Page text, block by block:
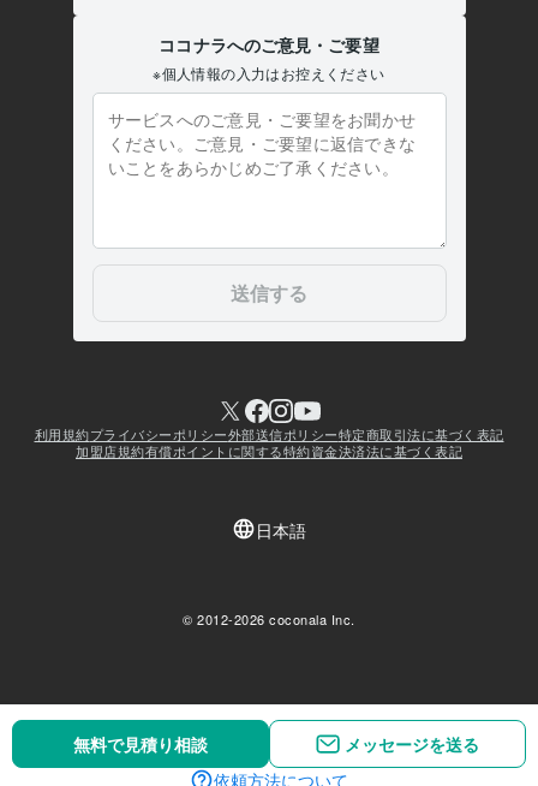
無料で見積り相談
メッセージを送る
無料で見積り相談
メッセージを送る
依頼方法について